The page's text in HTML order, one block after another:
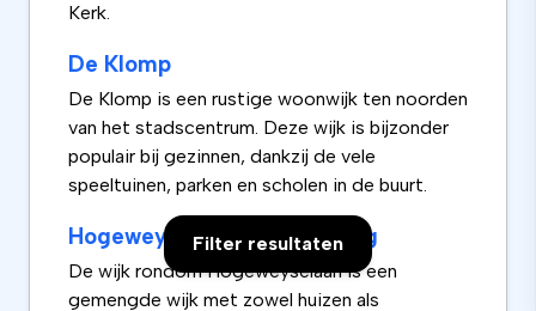
Filter resultaten
Kerk.
De Klomp
De Klomp is een rustige woonwijk ten noorden
van het stadscentrum. Deze wijk is bijzonder
populair bij gezinnen, dankzij de vele
speeltuinen, parken en scholen in de buurt.
Hogeweyselaan en omgeving
De wijk rondom Hogeweyselaan is een
gemengde wijk met zowel huizen als